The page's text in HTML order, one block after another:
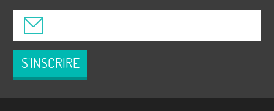
S'INSCRIRE